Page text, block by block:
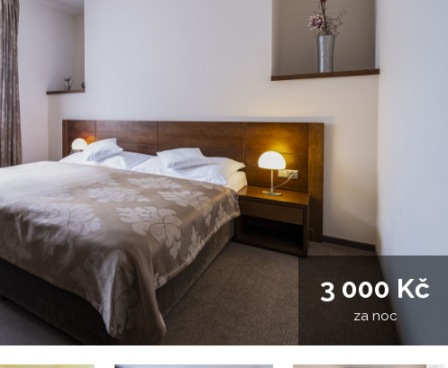
3 000 Kč
za noc